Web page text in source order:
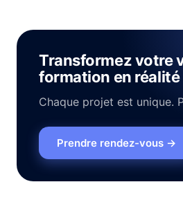
Transformez votre
formation en réalité
Chaque projet est unique.
Prendre rendez-vous →